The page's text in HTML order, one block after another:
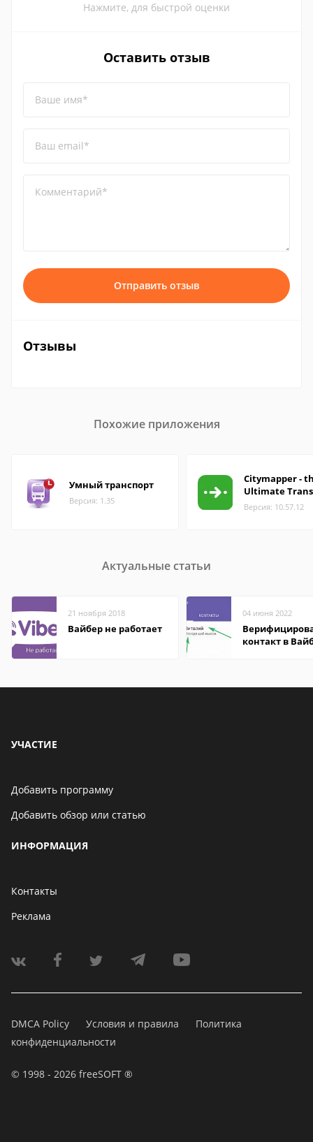
Нажмите, для быстрой оценки
Оставить отзыв
Ваше имя*
Ваш email*
Комментарий*
Отправить отзыв
Отзывы
Похожие приложения
Умный транспорт
Версия: 1.35
Citymapper -
Ultimate
Версия: 10.57.12
Актуальные статьи
21 ноября 2018
Вайбер не работает
04 июня 2022
контакт в
УЧАСТИЕ
Добавить программу
Добавить обзор или статью
ИНФОРМАЦИЯ
Контакты
Реклама
DMCA Policy Условия и правила
Политика
конфиденциальности
© 1998 - 2026 freeSOFT ®